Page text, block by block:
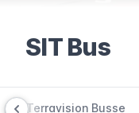
SIT Bus
Terravision Busse